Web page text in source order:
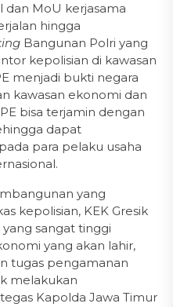
dan MoU kerjasama
hingga
Bangunan Polri yang
kepolisian di kawasan
menjadi bukti negara
kawasan ekonomi dan
bisa terjamin dengan
dapat
para pelaku usaha
yang
kepolisian, KEK Gresik
sangat tinggi
yang akan lahir,
tugas pengamanan
melakukan
Kapolda Jawa Timur